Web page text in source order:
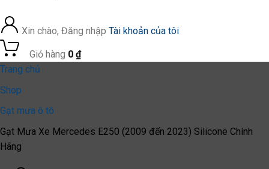
Xin chào, Đăng nhập Tài khoản của tôi
Giỏ hàng 0 ₫
Trang chủ
Shop
Gạt mưa ô tô
Gạt Mưa Xe Mercedes E250 (2009 đến 2023) Silicone Chính
Hãng